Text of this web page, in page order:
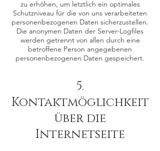
zu erhöhen, um letztlich ein optimales
Schutzniveau für die von uns verarbeiteten
personenbezogenen Daten sicherzustellen.
Die anonymen Daten der Server-Logfiles
werden getrennt von allen durch eine
betroffene Person angegebenen
personenbezogenen Daten gespeichert.
5.
Kontaktmöglichkeit
über die
Internetseite